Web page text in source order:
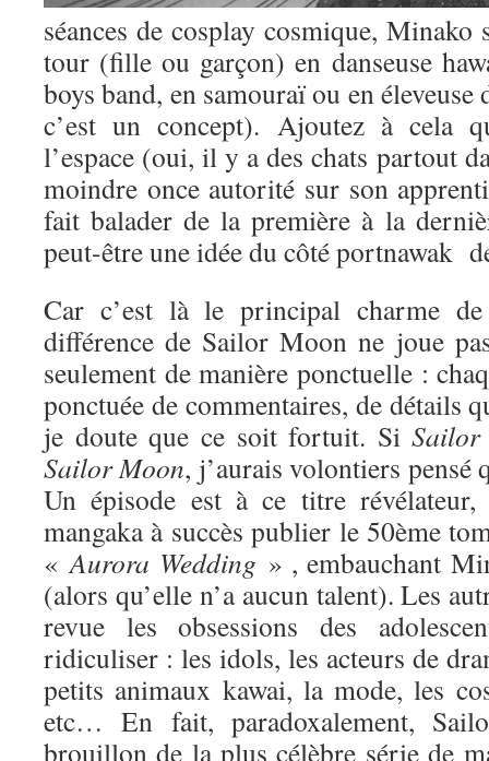
séances de cosplay cosmique,
tour (fille ou garçon) en danseuse
boys band, en samouraï ou en éleveuse
c’est un concept). Ajoutez à cela
l’espace (oui, il y a des chats partout
moindre once autorité sur son
fait balader de la première à la
peut-être une idée du côté portnawak
Car c’est là le principal charme
différence de Sailor Moon ne joue
seulement de manière ponctuelle :
ponctuée de commentaires, de détails
je doute que ce soit fortuit. Si
Sailor Moon, j’aurais volontiers pensé
Un épisode est à ce titre
mangaka à succès publier le 50ème
«Aurora Wedding » , embauchant
(alors qu’elle n’a aucun talent). Les
revue les obsessions des
ridiculiser : les idols, les acteurs de
petits animaux kawai, la mode, les
etc… En fait, paradoxalement,
brouillon de la plus célèbre série de